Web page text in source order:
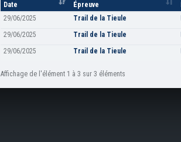
Date Épreuve
29/06/2025
Trail de la Tieule
29/06/2025 Trail de la Tieule
29/06/2025 Trail de la Tieule
Affichage de l'élément 1 à 3 sur 3 éléments